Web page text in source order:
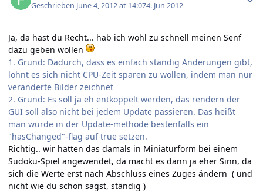
Geschrieben June 4, 2012 at 14:074. Jun 2012
Ja, da hast du Recht... hab ich wohl zu schnell meinen Senf
dazu geben wollen
1. Grund: Dadurch, dass es einfach ständig Änderungen gibt,
lohnt es sich nicht CPU-Zeit sparen zu wollen, indem man nur
veränderte Bilder zeichnet
2. Grund: Es soll ja eh entkoppelt werden, das rendern der
GUI soll also nicht bei jedem Update passieren. Das heißt
man würde in der Update-methode bestenfalls ein
"hasChanged"-flag auf true setzen.
Richtig.. wir hatten das damals in Miniaturform bei einem
Sudoku-Spiel angewendet, da macht es dann ja eher Sinn, da
sich die Werte erst nach Abschluss eines Zuges ändern ( und
nicht wie du schon sagst, ständig )